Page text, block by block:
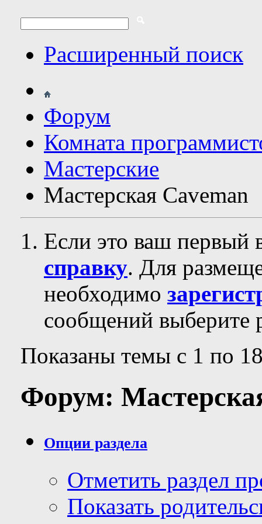
Расширенный поиск
Форум
Комната
Мастерские
Мастерская Сaveman
Если это ваш первый
справку. Для
необходимо
сообщений выберите
Показаны темы с 1 по
Форум:
Опции раздела
Отметить раздел
Показать